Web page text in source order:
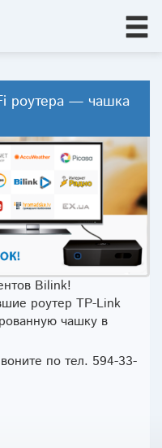
роутера — чашка
Bilink!
роутер TP-Link
чашку в
по тел. 594-33-